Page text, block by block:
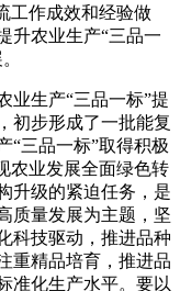
工作成效和经验做
升农业生产“三品一
生产“三品一标”提
初步形成了一批能复
“三品一标”取得积极
农业发展全面绿色转
升级的紧迫任务，是
质量发展为主题，坚
科技驱动，推进品种
重精品培育，推进品
准化生产水平。要以